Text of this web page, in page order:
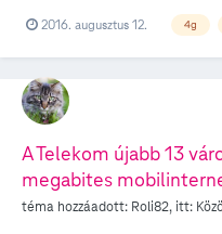
részein is élvezhetik a villámgyors
Mbit/sec-re 1 növelte 4G
sebességét. A fejlesztésben érintett
szerint a Telekom az év végéig több
4G+ (LTE-Advanced)
fejlesztést többek között az okos
2016. augusztus 12. 4g
A Telekom újabb 13
megabites
téma hozzáadott: Roli82, itt: